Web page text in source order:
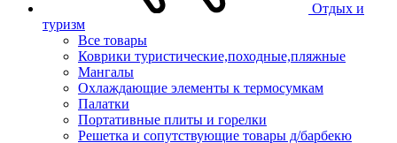
Отдых и
туризм
Все товары
Коврики туристические,походные,пляжные
Мангалы
Охлаждающие элементы к термосумкам
Палатки
Портативные плиты и горелки
Решетка и сопутствующие товары д/барбекю